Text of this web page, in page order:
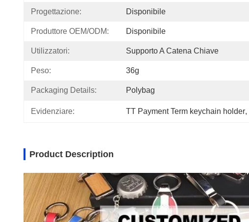
Progettazione: Disponibile
Produttore OEM/ODM: Disponibile
Utilizzatori: Supporto A Catena Chiave
Peso: 36g
Packaging Details: Polybag
Evidenziare: TT Payment Term keychain holder,
Product Description